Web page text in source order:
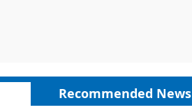
Recommended News